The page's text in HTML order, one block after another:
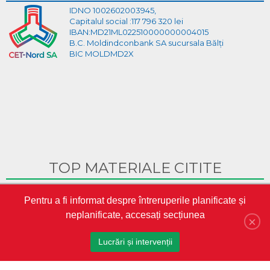
IDNO 1002602003945,
Capitalul social :117 796 320 lei
IBAN:MD21ML022510000000004015
B.C. Moldindconbank SA sucursala Bălți
BIC MOLDMD2X
TOP MATERIALE CITITE
CET-Nord
CET-Nord are un nou director general interimar
S.A. „CET-Nord” a participat la Misiunea Economică a
oamenilor de afaceri din Republica Moldova în Austria
×
Pentru a fi informat despre întreruperile planificate și
neplanificate, accesați secțiunea
Lucrări și intervenții